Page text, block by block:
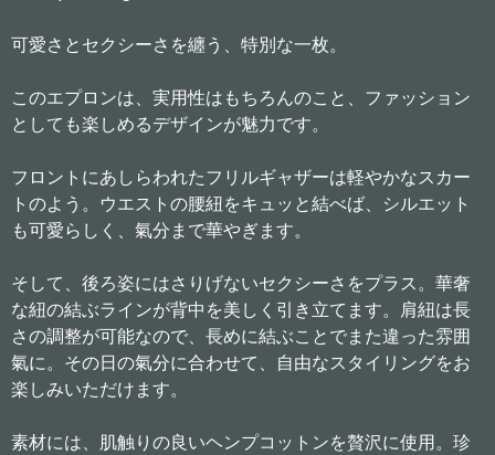
可愛さとセクシーさを纏う、特別な一枚。
このエプロンは、実用性はもちろんのこと、ファッション
としても楽しめるデザインが魅力です。
フロントにあしらわれたフリルギャザーは軽やかなスカー
トのよう。ウエストの腰紐をキュッと結べば、シルエット
も可愛らしく、氣分まで華やぎます。
そして、後ろ姿にはさりげないセクシーさをプラス。華奢
な紐の結ぶラインが背中を美しく引き立てます。肩紐は長
さの調整が可能なので、長めに結ぶことでまた違った雰囲
氣に。その日の氣分に合わせて、自由なスタイリングをお
楽しみいただけます。
素材には、肌触りの良いヘンプコットンを贅沢に使用。珍